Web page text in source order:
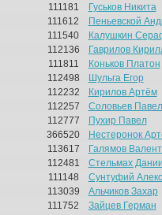
111181
Гуськов Никита
111612
Пеньевской
111540
Калушкин
112136
Гаврилов
111811
Коньков Платон
112498
Шульга Егор
112232
Кирилов Артём
112257
Соловьев Павел
112777
Пухир Павел
366520
Нестеронок
113617
Галямов
112481
Стельмах
111148
Сунтуфий
113039
Альчиков Захар
111752
Зайцев Герман